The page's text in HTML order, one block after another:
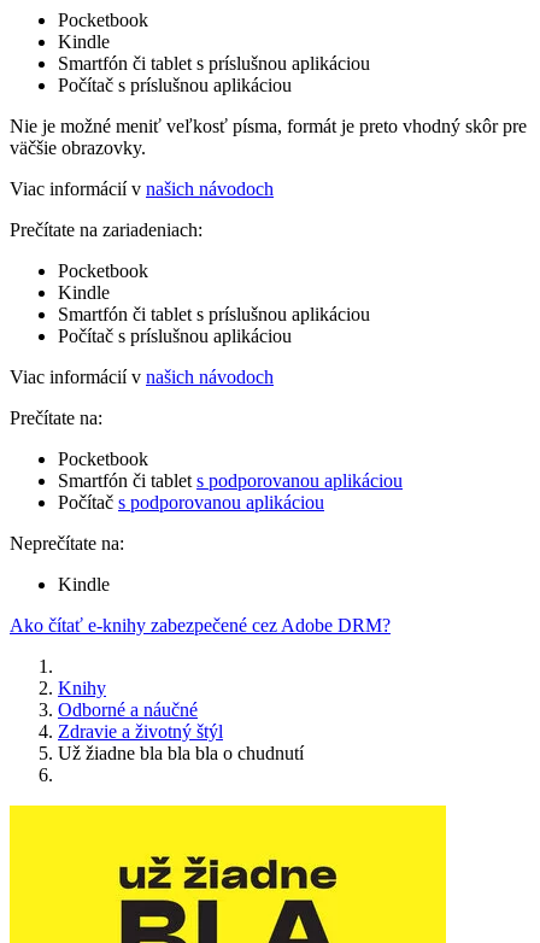
Pocketbook
Kindle
Smartfón či tablet s príslušnou aplikáciou
Počítač s príslušnou aplikáciou
Nie je možné meniť veľkosť písma, formát je preto vhodný skôr pre
väčšie obrazovky.
Viac informácií v našich návodoch
Prečítate na zariadeniach:
Pocketbook
Kindle
Smartfón či tablet s príslušnou aplikáciou
Počítač s príslušnou aplikáciou
Viac informácií v našich návodoch
Prečítate na:
Pocketbook
Smartfón či tablet s podporovanou aplikáciou
Počítač s podporovanou aplikáciou
Neprečítate na:
Kindle
Ako čítať e-knihy zabezpečené cez Adobe DRM?
Knihy
Odborné a náučné
Zdravie a životný štýl
Už žiadne bla bla bla o chudnutí